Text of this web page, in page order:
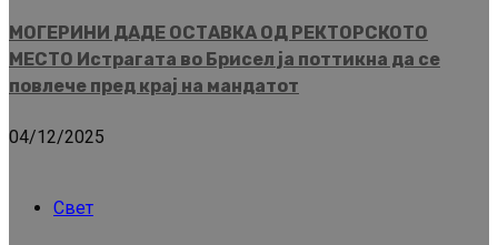
МОГЕРИНИ ДАДЕ ОСТАВКА ОД РЕКТОРСКОТО
МЕСТО Истрагата во Брисел ја поттикна да се
повлече пред крај на мандатот
04/12/2025
Свет